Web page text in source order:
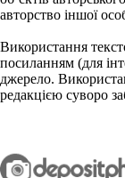
авторство іншої
Використання
посиланням (для
джерело.
редакцією суворо